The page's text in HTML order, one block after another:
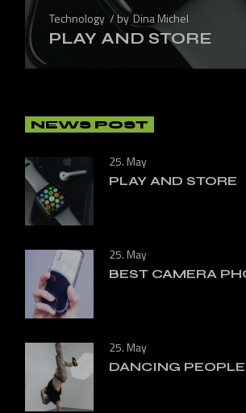
Technology by Dina Michel
PLAY AND STORE
NEWS POST
25. May
PLAY AND STORE
25. May
BEST CAMERA
25. May
DANCING PEOPLE